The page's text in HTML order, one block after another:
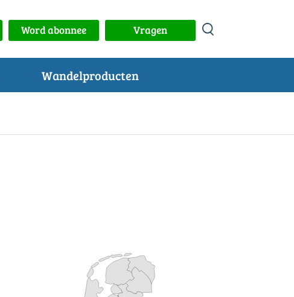
Word abonnee Vragen
Wandelproducten